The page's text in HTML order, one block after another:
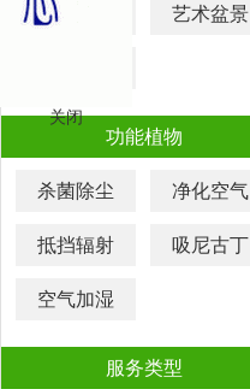
关闭
元宵花卉 艺术盆景
功能植物
杀菌除尘 净化空气
抵挡辐射 吸尼古丁
空气加湿
服务类型